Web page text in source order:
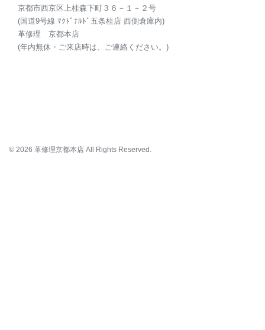
京都市西京区上桂森下町３６－１－２号
(国道9号線 ﾏｸﾄﾞﾅﾙﾄﾞ五条桂店 西側倉庫内)
革修理 京都本店
(年内無休・ご来店時は、ご連絡ください。)
© 2026 革修理京都本店 All Rights Reserved.